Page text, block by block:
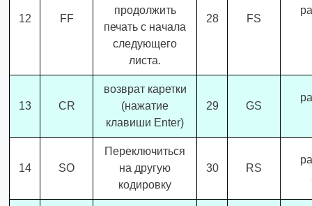
12 FF
продолжить
печать с начала
следующего
листа.
28 FS
13 CR
возврат каретки
(нажатие
клавиши Enter)
29 GS
14 SO
Переключиться
на другую
кодировку
30 RS